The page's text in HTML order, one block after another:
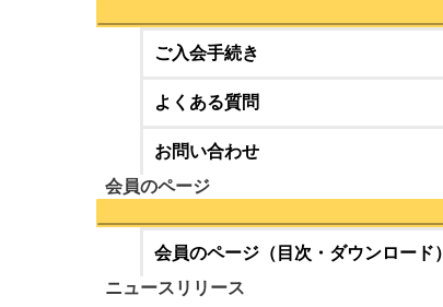
ご入会手続き
よくある質問
お問い合わせ
会員のページ
会員のページ（目次・ダウンロード）
ニュースリリース